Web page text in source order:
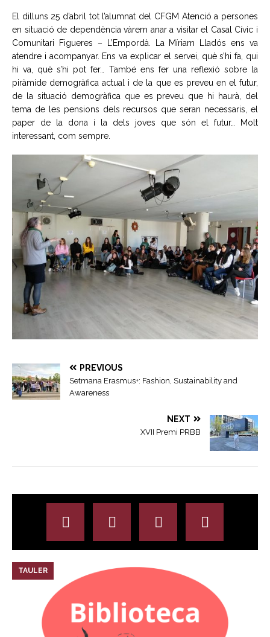
El dilluns 25 d’abril tot l’alumnat del CFGM Atenció a persones
en situació de dependència vàrem anar a visitar el Casal Cívic i
Comunitari Figueres – L’Empordà. La Míriam Lladós ens va
atendre i acompanyar. Ens va explicar el servei, què s’hi fa, qui
hi va, què s’hi pot fer… També ens fer una reflexió sobre la
piràmide demogràfica actual i de la que es preveu en el futur,
de la situació demogràfica que es preveu que hi haurà, del
tema de les pensions dels recursos que seran necessaris, el
paper de la dona i la dels joves que són el futur… Molt
interessant, com sempre.
PREVIOUS
Setmana Erasmus+: Fashion, Sustainability and
Awareness
NEXT
XVII Premi PRBB
TAULER